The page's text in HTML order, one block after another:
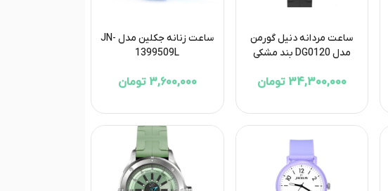
ساعت مردانه دنیل گورمن
مدل DG0120 بند مشکی
34,300,000 تومان
ساعت زنانه جکلین مدل JN-
1399509L
3,600,000 تومان